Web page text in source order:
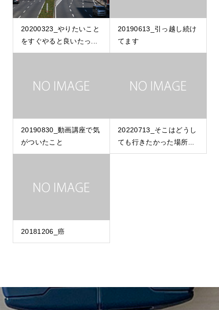
20200323_やりたいこと
をすぐやると良いたっ...
20190613_引っ越し続け
てます
20190830_動画講座で気
がついたこと
20220713_そこはどうし
ても行きたかった場所...
20181206_癌